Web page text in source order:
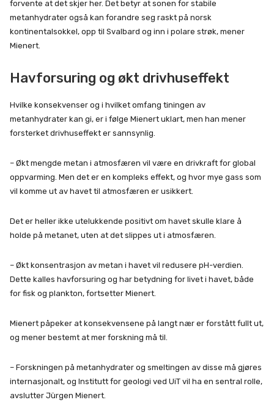
forvente at det skjer her. Det betyr at sonen for stabile
metanhydrater også kan forandre seg raskt på norsk
kontinentalsokkel, opp til Svalbard og inn i polare strøk, mener
Mienert.
Havforsuring og økt drivhuseffekt
Hvilke konsekvenser og i hvilket omfang tiningen av
metanhydrater kan gi, er i følge Mienert uklart, men han mener
forsterket drivhuseffekt er sannsynlig.
– Økt mengde metan i atmosfæren vil være en drivkraft for global
oppvarming. Men det er en kompleks effekt, og hvor mye gass som
vil komme ut av havet til atmosfæren er usikkert.
Det er heller ikke utelukkende positivt om havet skulle klare å
holde på metanet, uten at det slippes ut i atmosfæren.
– Økt konsentrasjon av metan i havet vil redusere pH-verdien.
Dette kalles havforsuring og har betydning for livet i havet, både
for fisk og plankton, fortsetter Mienert.
Mienert påpeker at konsekvensene på langt nær er forstått fullt ut,
og mener bestemt at mer forskning må til.
– Forskningen på metanhydrater og smeltingen av disse må gjøres
internasjonalt, og Institutt for geologi ved UiT vil ha en sentral rolle,
avslutter Jürgen Mienert.